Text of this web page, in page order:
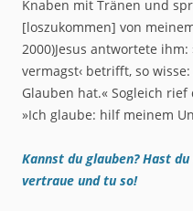
Knaben mit Tränen und
[loszukommen] von
2000)Jesus antwortete ihm:
vermagst‹ betrifft, so
Glauben hat.« Sogleich
»Ich glaube: hilf meinem
Kannst du glauben? Hast
vertraue und tu so!